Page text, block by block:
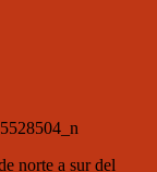
norte a sur del